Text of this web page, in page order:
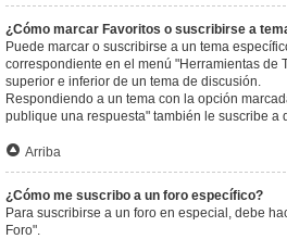
¿Cómo marcar Favoritos o suscribirse a
Puede marcar o suscribirse a un tema
correspondiente en el menú "Herramientas de
superior e inferior de un tema de discusión.
Respondiendo a un tema con la opción
publique una respuesta" también le suscribe a
Arriba
¿Cómo me suscribo a un foro específico?
Para suscribirse a un foro en especial, debe
Foro".